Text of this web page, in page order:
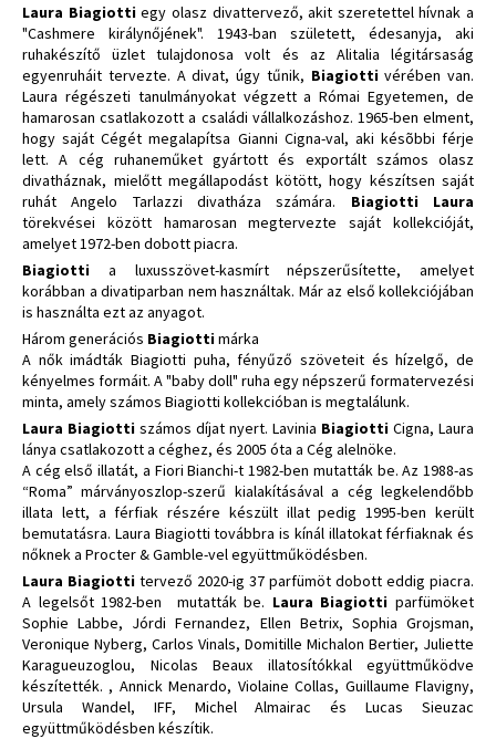
Laura Biagiottiegy olasz divattervező, akit szeretettel hívnak a
"Cashmere királynőjének". 1943-ban született, édesanyja, aki
ruhakészítő üzlet tulajdonosa volt és az Alitalia légitársaság
egyenruháit tervezte. A divat, úgy tűnik, Biagiottivérében van.
Laura régészeti tanulmányokat végzett a Római Egyetemen, de
hamarosan csatlakozott a családi vállalkozáshoz. 1965-ben elment,
hogy saját Cégét megalapítsa Gianni Cigna-val, aki késõbbi férje
lett. A cég ruhaneműket gyártott és exportált számos olasz
divatháznak, mielőtt megállapodást kötött, hogy készítsen saját
ruhát Angelo Tarlazzi divatháza számára. Biagiotti Laura
törekvései között hamarosan megtervezte saját kollekcióját,
amelyet 1972-ben dobott piacra.
Biagiotti a luxusszövet-kasmírt népszerűsítette, amelyet
korábban a divatiparban nem használtak. Már az első kollekciójában
is használta ezt az anyagot.
Három generációs Biagiottimárka
A nők imádták Biagiotti puha, fényűző szöveteit és hízelgő, de
kényelmes formáit. A "baby doll" ruha egy népszerű formatervezési
minta, amely számos Biagiotti kollekcióban is megtalálunk.
Laura Biagiotti számos díjat nyert. Lavinia Biagiotti Cigna, Laura
lánya csatlakozott a céghez, és 2005 óta a Cég alelnöke.
A cég első illatát, a Fiori Bianchi-t 1982-ben mutatták be. Az 1988-as
“Roma” márványoszlop-szerű kialakításával a cég legkelendőbb
illata lett, a férfiak részére készült illat pedig 1995-ben került
bemutatásra. Laura Biagiotti továbbra is kínál illatokat férfiaknak és
nőknek a Procter & Gamble-vel együttműködésben.
Laura Biagiotti tervező 2020-ig 37 parfümöt dobott eddig piacra.
A legelsőt 1982-ben mutatták be. Laura Biagiotti parfümöket
Sophie Labbe, Jórdi Fernandez, Ellen Betrix, Sophia Grojsman,
Veronique Nyberg, Carlos Vinals, Domitille Michalon Bertier, Juliette
Karagueuzoglou, Nicolas Beaux illatosítókkal együttműködve
készítették. , Annick Menardo, Violaine Collas, Guillaume Flavigny,
Ursula Wandel, IFF, Michel Almairac és Lucas Sieuzac
együttműködésben készítik.